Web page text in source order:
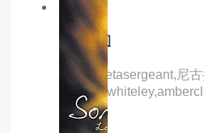
7.0分 hd
绝命空间
主演：petasergeant,尼古
尔